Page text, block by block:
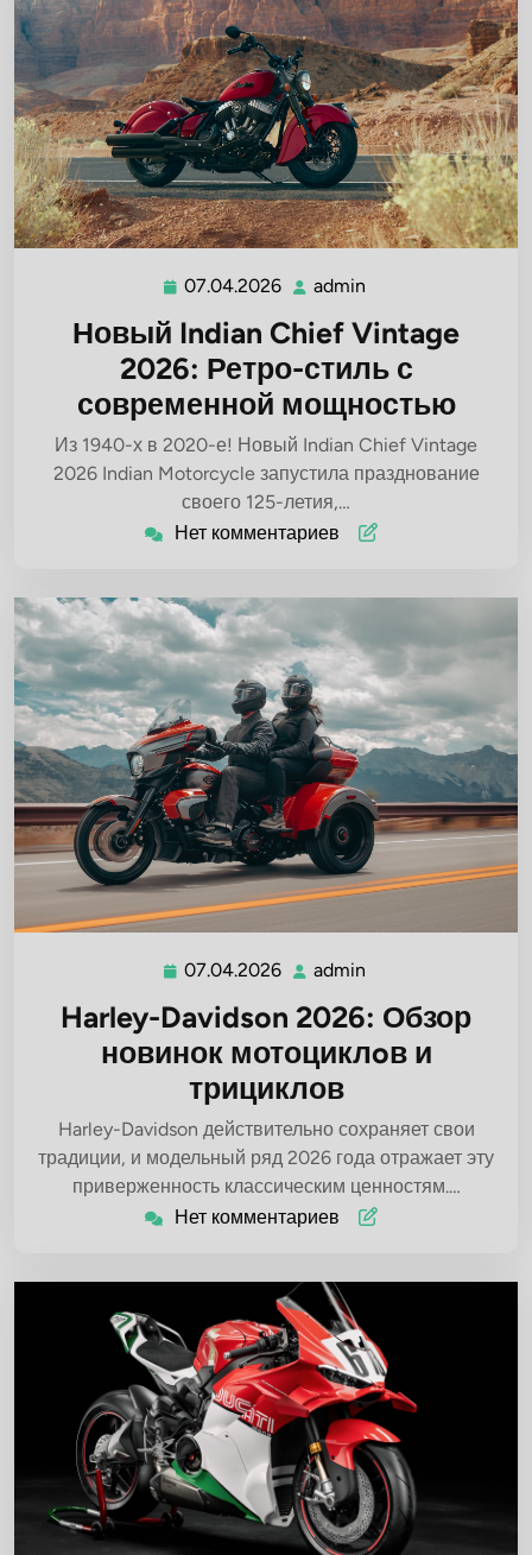
07.04.2026 07.04.2026
admin
Новый Indian Chief Vintage
2026: Ретро-стиль с
современной мощностью
Из 1940-х в 2020-е! Новый Indian Chief Vintage
2026 Indian Motorcycle запустила празднование
своего 125-летия,…
Нет комментариев
07.04.2026 07.04.2026
admin
Harley-Davidson 2026: Обзор
новинок мотоциклoв и
трициклов
Harley-Davidson действительно сохраняет свои
традиции, и модельный ряд 2026 года отражает эту
приверженность классическим ценностям.…
Нет комментариев